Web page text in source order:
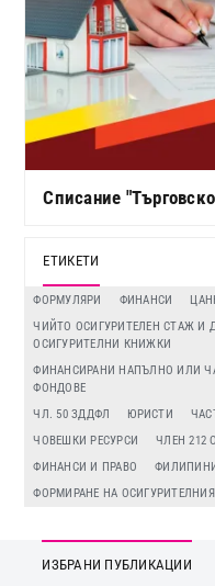
Списание
ЕТИКЕТИ
ФОРМУЛЯРИ ФИНАНСИ
ЧИЙТО ОСИГУРИТЕЛЕН СТАЖ И
ОСИГУРИТЕЛНИ КНИЖКИ
ФИНАНСИРАНИ НАПЪЛНО ИЛИ
ФОНДОВЕ
ЧЛ. 50 ЗДДФЛ
ЮРИСТИ
ЧОВЕШКИ РЕСУРСИ
ЧЛЕН 212
ФИНАНСИ И ПРАВО
ФОРМИРАНЕ НА
ИЗБРАНИ ПУБЛИКАЦИИ